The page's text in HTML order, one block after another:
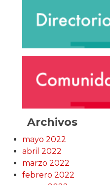
Archivos
mayo 2022
abril 2022
marzo 2022
febrero 2022